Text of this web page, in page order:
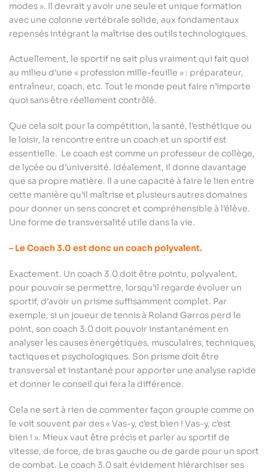
modes ». Il devrait y avoir une seule et unique formation
avec une colonne vertébrale solide, aux fondamentaux
repensés intégrant la maîtrise des outils technologiques.
Actuellement, le sportif ne sait plus vraiment qui fait quoi
au milieu d’une « profession mille-feuille » : préparateur,
entraîneur, coach, etc. Tout le monde peut faire n’importe
quoi sans être réellement contrôlé.
Que cela soit pour la compétition, la santé, l’esthétique ou
le loisir, la rencontre entre un coach et un sportif est
essentielle. Le coach est comme un professeur de collège,
de lycée ou d’université. Idéalement, il donne davantage
que sa propre matière. Il a une capacité à faire le lien entre
cette manière qu’il maîtrise et plusieurs autres domaines
pour donner un sens concret et compréhensible à l’élève.
Une forme de transversalité utile dans la vie.
– Le Coach 3.0 est donc un coach polyvalent.
Exactement. Un coach 3.0 doit être pointu, polyvalent,
pour pouvoir se permettre, lorsqu’il regarde évoluer un
sportif, d’avoir un prisme suffisamment complet. Par
exemple, si un joueur de tennis à Roland Garros perd le
point, son coach 3.0 doit pouvoir instantanément en
analyser les causes énergétiques, musculaires, techniques,
tactiques et psychologiques. Son prisme doit être
transversal et instantané pour apporter une analyse rapide
et donner le conseil qui fera la différence.
Cela ne sert à rien de commenter façon groupie comme on
le voit souvent par des « Vas-y, c’est bien ! Vas-y, c’est
bien ! ». Mieux vaut être précis et parler au sportif de
vitesse, de force, de bras gauche ou de garde pour un sport
de combat. Le coach 3.0 sait évidement hiérarchiser ses